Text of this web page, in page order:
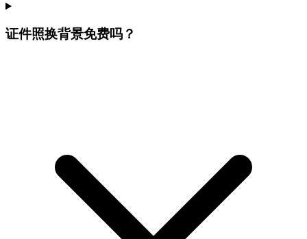
证件照换背景免费吗？